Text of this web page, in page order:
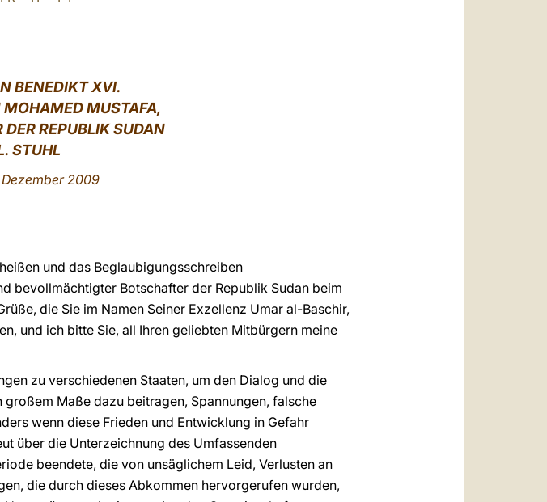
BENEDIKT XVI.
MUSTAFA,
REPUBLIK SUDAN
STUHL
Dezember 2009
und das Beglaubigungsschreiben
bevollmächtigter Botschafter der Republik Sudan beim
die Sie im Namen Seiner Exzellenz Umar al-Baschir,
und ich bitte Sie, all Ihren geliebten Mitbürgern meine
zu verschiedenen Staaten, um den Dialog und die
Maße dazu beitragen, Spannungen, falsche
wenn diese Frieden und Entwicklung in Gefahr
über die Unterzeichnung des Umfassenden
beendete, die von unsäglichem Leid, Verlusten an
die durch dieses Abkommen hervorgerufen wurden,